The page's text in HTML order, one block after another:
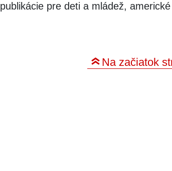
publikácie pre deti a mládež,
Na začiatok